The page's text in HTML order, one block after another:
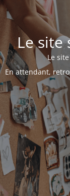
Le site
Le
En attendant,